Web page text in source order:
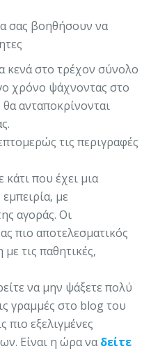
σας βοηθήσουν να
κενά στο τρέχον σύνολο
χρόνο ψάχνοντας στο
ανταποκρίνονται
τις περιγραφές
κάτι που έχει μια
με
αγοράς. Οι
πιο αποτελεσματικός
τις παθητικές,
να μην ψάξετε πολύ
γραμμές στο blog του
πιο εξελιγμένες
Είναι η ώρα ναδείτε